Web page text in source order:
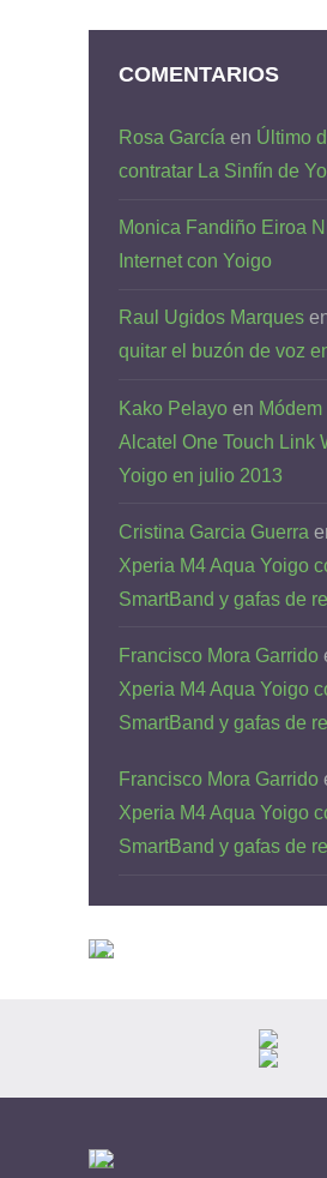
COMENTARIOS
Rosa García en Último
contratar La Sinfín de
Monica Fandiño Eiroa
Internet con Yoigo
Raul Ugidos Marques
quitar el buzón de voz
Kako Pelayo en Módem
Alcatel One Touch Link
Yoigo en julio 2013
Cristina Garcia Guerra
Xperia M4 Aqua Yoigo
SmartBand y gafas de
Francisco Mora Garrido
Xperia M4 Aqua Yoigo
SmartBand y gafas de
Francisco Mora Garrido
Xperia M4 Aqua Yoigo
SmartBand y gafas de